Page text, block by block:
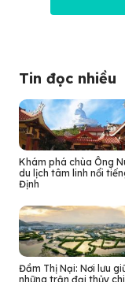
Tin đọc nhiều
Khám phá chùa Ông
du lịch tâm linh nổi
Định
Đầm Thị Nại: Nơi lưu
những trận đại thủy